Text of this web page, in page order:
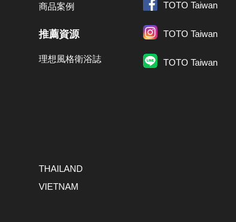
商品案例
推薦資源
理想風格衛浴誌
TOTO Taiwan
TOTO Taiwan
TOTO Taiwan
THAILAND
VIETNAM